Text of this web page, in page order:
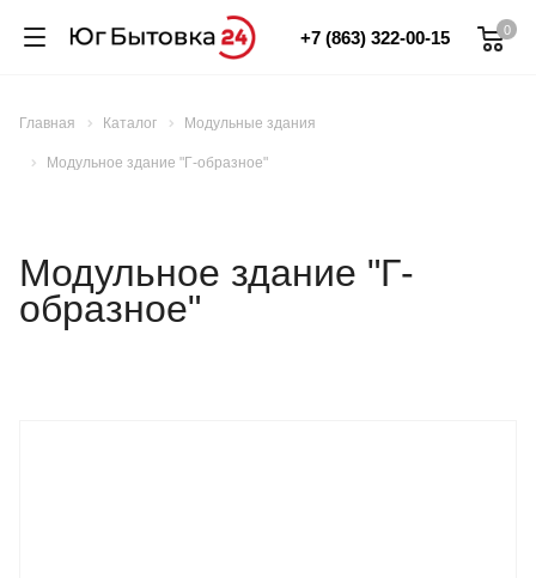
0
+7 (863) 322-00-15
Главная Каталог Модульные здания
Модульное здание "Г-образное"
Модульное здание "Г-
образное"